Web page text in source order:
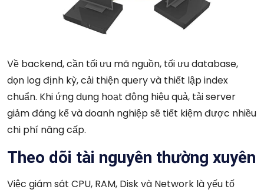
Về backend, cần tối ưu mã nguồn, tối ưu database,
dọn log định kỳ, cải thiện query và thiết lập index
chuẩn. Khi ứng dụng hoạt động hiệu quả, tải server
giảm đáng kể và doanh nghiệp sẽ tiết kiệm được nhiều
chi phí nâng cấp.
Theo dõi tài nguyên thường xuyên
Việc giám sát CPU, RAM, Disk và Network là yếu tố